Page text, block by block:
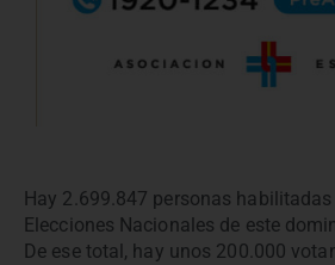
Hay 2.699.847 personas
Elecciones Nacionales de este
De ese total, hay unos 200.000